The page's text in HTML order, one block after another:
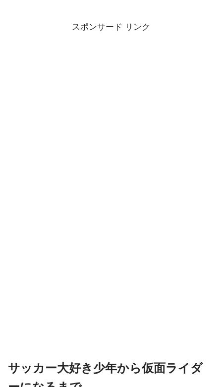
スポンサード リンク
サッカー大好き少年から仮面ライダ